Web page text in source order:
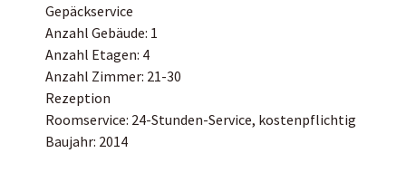
Gepäckservice
Anzahl Gebäude: 1
Anzahl Etagen: 4
Anzahl Zimmer: 21-30
Rezeption
Roomservice: 24-Stunden-Service, kostenpflichtig
Baujahr: 2014